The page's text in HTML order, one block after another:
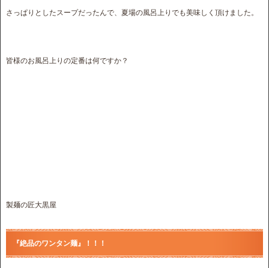
さっぱりとしたスープだったんで、夏場の風呂上りでも美味しく頂けました。
皆様のお風呂上りの定番は何ですか？
製麺の匠大黒屋
『絶品のワンタン麺』！！！